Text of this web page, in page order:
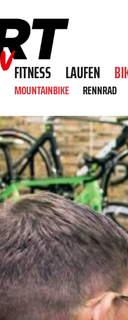
FITNESS LAUFEN
MOUNTAINBIKE RENNRAD